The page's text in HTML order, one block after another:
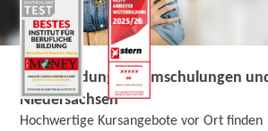
Weiterbildungen, Umschulungen
Niedersachsen
Hochwertige Kursangebote vor Ort finden